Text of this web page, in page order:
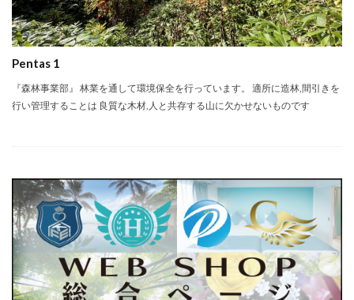
Pentas 1
『森林事業部』 林業を通して環境保全を行っています。 適所に造林,間引きを
行い管理することは 良質な木材,人と共存する山に欠かせないものです